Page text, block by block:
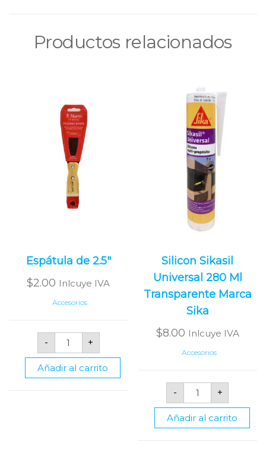
Productos relacionados
Espátula de 2.5″
$2.00 Inlcuye IVA
Accesorios
-
Espátula
de
2.5"
cantidad
+
Añadir al carrito
Silicon Sikasil
Universal 280 Ml
Transparente Marca
Sika
$8.00 Inlcuye IVA
Accesorios
-
Silicon
Sikasil
Universal
280
Ml
Transparente
+
Añadir al carrito